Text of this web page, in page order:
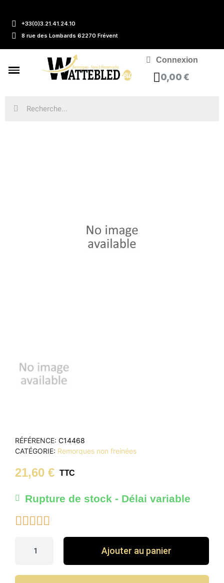
+33(0)3.21.41.24.10
8 rue des Lombards 62270 Frévent
Connexion
0,00 €
RÉFÉRENCE C14468
CATÉGORIE Remorques non freinées
21,60 € TTC
Rupture de stock - Délai variable

Ajouter au panier